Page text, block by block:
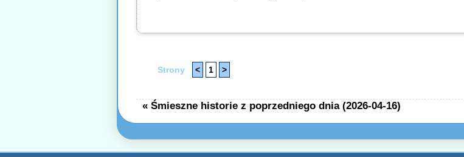
Strony < 1 >
« Śmieszne historie z poprzedniego dnia (2026-04-16)